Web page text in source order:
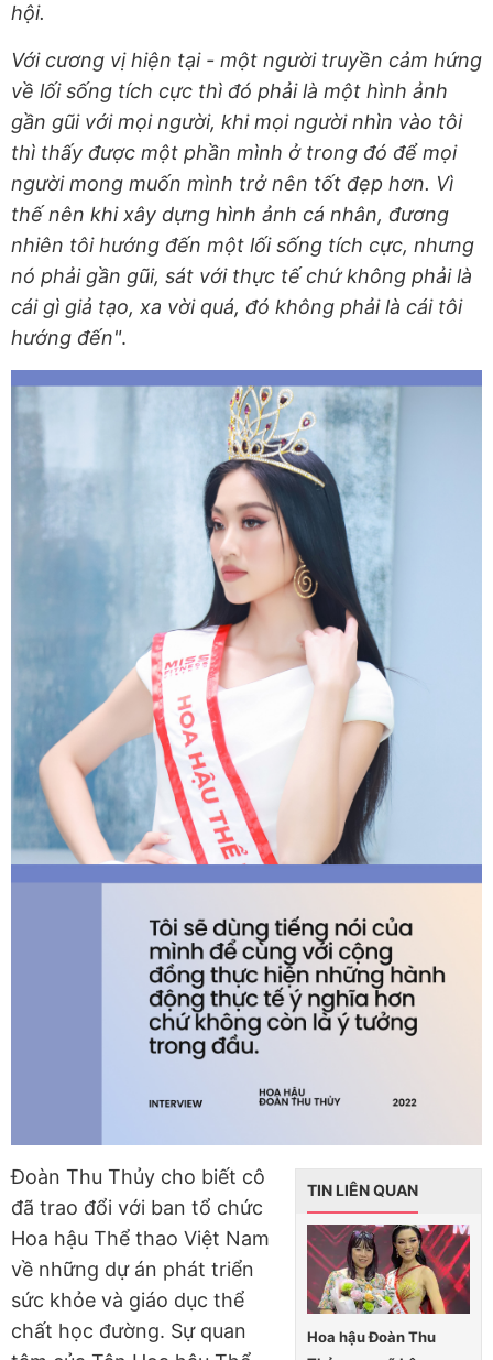
hội.
Với cương vị hiện tại - một người truyền cảm hứng
về lối sống tích cực thì đó phải là một hình ảnh
gần gũi với mọi người, khi mọi người nhìn vào tôi
thì thấy được một phần mình ở trong đó để mọi
người mong muốn mình trở nên tốt đẹp hơn. Vì
thế nên khi xây dựng hình ảnh cá nhân, đương
nhiên tôi hướng đến một lối sống tích cực, nhưng
nó phải gần gũi, sát với thực tế chứ không phải là
cái gì giả tạo, xa vời quá, đó không phải là cái tôi
hướng đến".
TIN LIÊN QUAN
Hoa hậu Đoàn Thu
Đoàn Thu Thủy cho biết cô
đã trao đổi với ban tổ chức
Hoa hậu Thể thao Việt Nam
về những dự án phát triển
sức khỏe và giáo dục thể
chất học đường. Sự quan